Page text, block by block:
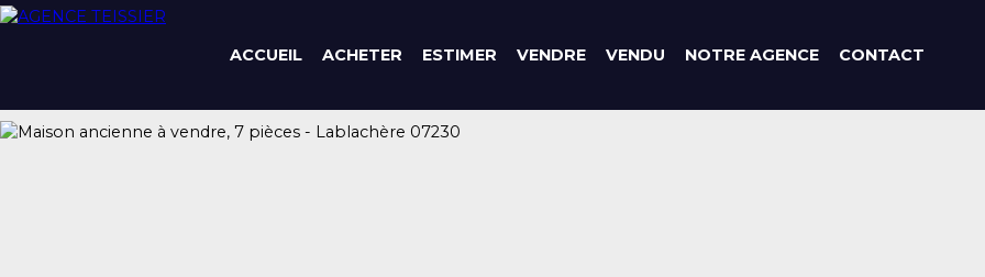
ACCUEIL ACHETER ESTIMER VENDRE VENDU NOTRE AGENCE CONTACT